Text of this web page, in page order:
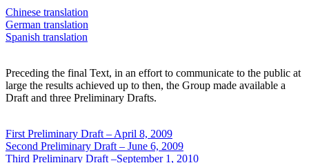
Chinese translation
German translation
Spanish translation
Preceding the final Text, in an effort to communicate to the public at
large the results achieved up to then, the Group made available a
Draft and three Preliminary Drafts.
First Preliminary Draft – April 8, 2009
Second Preliminary Draft – June 6, 2009
Third Preliminary Draft –September 1, 2010